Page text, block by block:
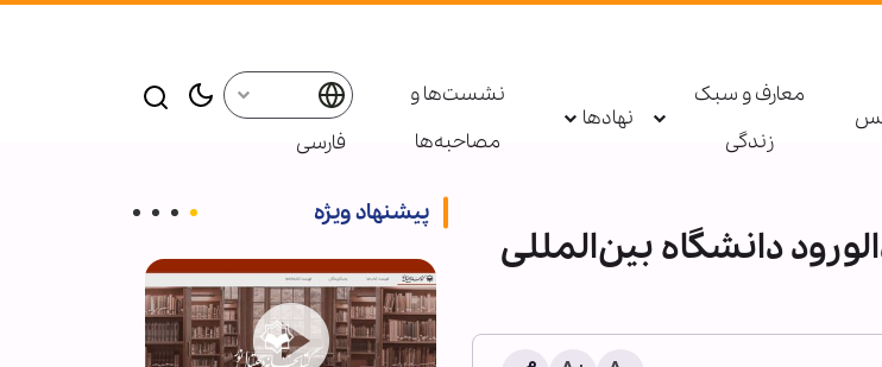
معارف و سبک
زندگی
نهادها
نشست‌ها و
مصاحبه‌ها
فارسی
دانشگاه بین‌المللی
پیشنهاد ویژه